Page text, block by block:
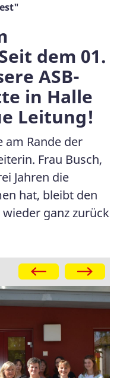
dem 01.
ASB-
in Halle
Leitung!
am Rande der
Frau Busch,
Jahren die
hat, bleibt den
ganz zurück